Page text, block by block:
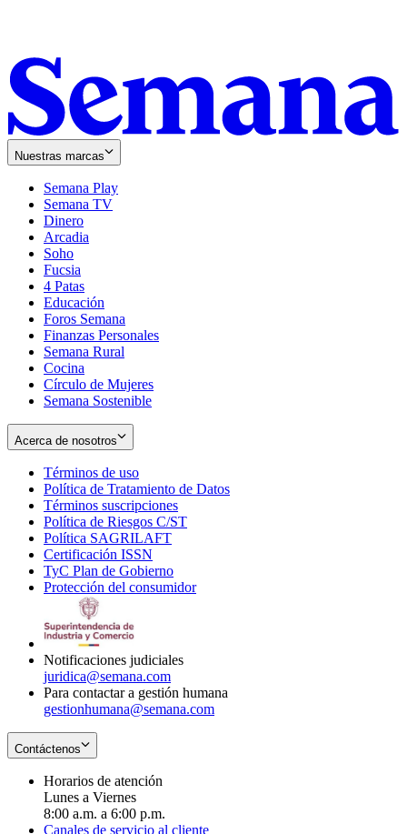
Nuestras marcas
Semana Play
Semana TV
Dinero
Arcadia
Soho
in
new
window
Fucsia
in
new
window
4 Patas
Educación
Foros Semana
Finanzas Personales
Semana Rural
Cocina
Círculo de Mujeres
Semana Sostenible
Acerca de nosotros
Términos de uso
in
new
window
Política de Tratamiento de Datos
Términos suscripciones
in
Política de Riesgos C/ST
Política SAGRILAFT
new
window
Certificación ISSN
in
new
TyC Plan de Gobierno
in
Protección del consumidorOpens
Notificaciones judiciales
juridica@semana.com
Para contactar a gestión humana
gestionhumana@semana.com
Contáctenos
Horarios de atención
Lunes a Viernes
8:00 a.m. a 6:00 p.m.
Canales de servicio al cliente